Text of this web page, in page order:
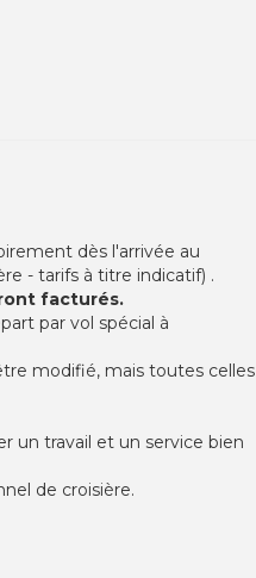
dès l'arrivée au
- tarifs à titre indicatif) .
facturés.
par vol spécial à
modifié, mais toutes celles
un travail et un service bien
de croisière.